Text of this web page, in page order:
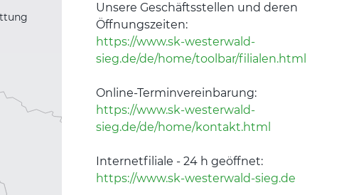
Sie
Ihres
Unsere Geschäftsstellen und deren
Öffnungszeiten:
https://www.sk-westerwald-
sieg.de/de/home/toolbar/filialen.html
Online-Terminvereinbarung:
https://www.sk-westerwald-
sieg.de/de/home/kontakt.html
Internetfiliale - 24 h geöffnet:
https://www.sk-westerwald-sieg.de